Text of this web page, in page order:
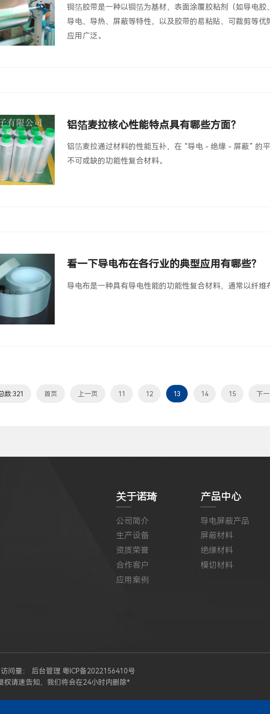
铜箔胶带是一种以铜箔为基材，表面涂覆胶粘剂（如导电
导电、导热、屏蔽等特性，以及胶带的易粘贴、可裁剪等
应用广泛。
铝箔麦拉核心性能特点具有哪些方面？
铝箔麦拉通过材料的性能互补，在 “导电 - 绝缘 - 屏蔽” 的
不可或缺的功能性复合材料。
看一下导电布在各行业的典型应用有哪些？
导电布是一种具有导电性能的功能性复合材料，通常以纤维
数:321 首页 上一页 11 12 13 14 15 下
关于诺琦
公司简介
生产设备
资质荣誉
合作客户
应用案例
产品中心
导电屏蔽产品
屏蔽材料
绝缘材料
模切材料
问量： 后台管理 粤ICP备2022156410号
权请速告知，我们将会在24小时内删除*